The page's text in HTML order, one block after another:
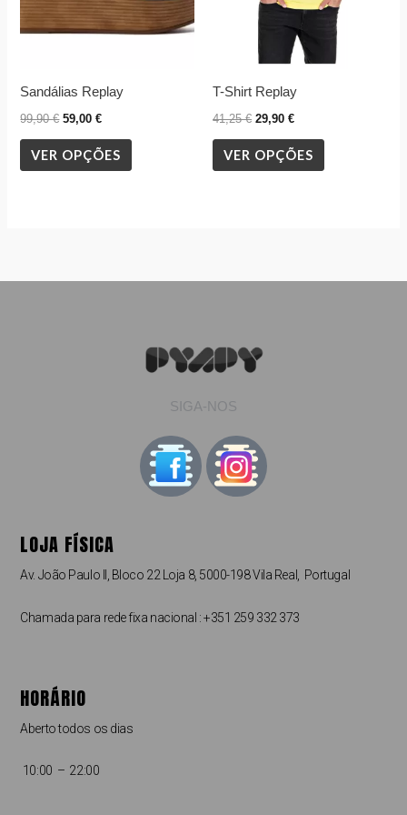
Sandálias Replay
99,90€ 59,00€
VER OPÇÕES
may
product
page
T-Shirt Replay
41,25€ 29,90 €
VER OPÇÕES
may
be
chosen
product
page
SIGA-NOS
LOJA FÍSICA
Av. João Paulo II, Bloco 22 Loja 8, 5000-198 Vila Real, Portugal
Chamada para rede fixa nacional : +351 259 332 373
HORÁRIO
Aberto todos os dias
10:00 – 22:00